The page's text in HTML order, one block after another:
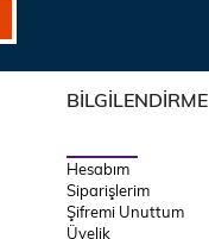
BİLGİLENDİRME
Hesabım
Siparişlerim
Şifremi Unuttum
Üyelik